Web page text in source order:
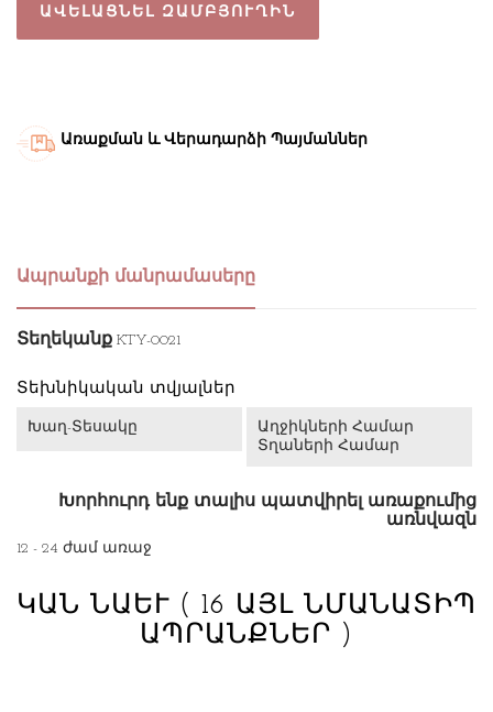
ԱՎԵԼԱՑՆԵԼ ԶԱՄԲՅՈՒՂԻՆ
Առաքման և Վերադարձի Պայմաններ
Ապրանքի մանրամասերը
Տեղեկանք KTY-0021
Տեխնիկական տվյալներ
Խաղ-Տեսակը
Աղջիկների Համար
Տղաների Համար
Խորհուրդ ենք տալիս պատվիրել առաքումից
առնվազն
12 - 24 ժամ առաջ
ԿԱՆ ՆԱԵՒ ( 16 ԱՅԼ ՆՄԱՆԱՏԻՊ
ԱՊՐԱՆՔՆԵՐ )